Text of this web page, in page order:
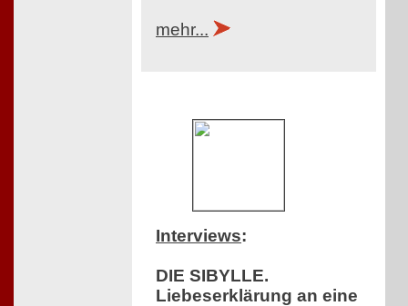
mehr...
Interviews:
DIE SIBYLLE.
Liebeserklärung an eine